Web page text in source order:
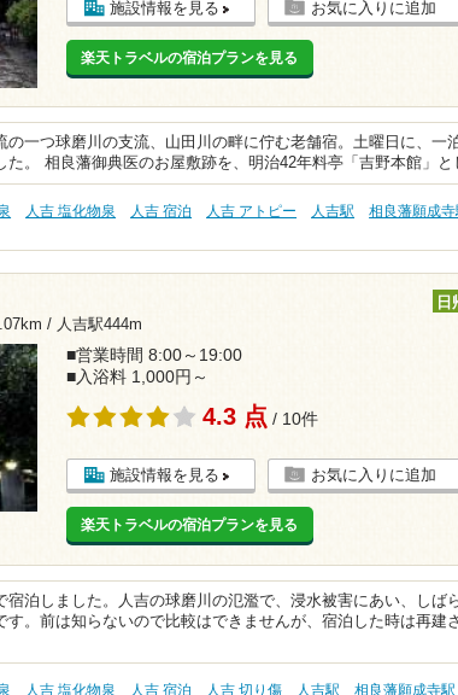
施設情報を見る お気に入りに追加
楽天トラベルの宿泊プランを見る
の一つ球磨川の支流、山田川の畔に佇む老舗宿。土曜日に、一
た。 相良藩御典医のお屋敷跡を、明治42年料亭「吉野本館」
人吉 塩化物泉 人吉 宿泊 人吉 アトピー 人吉駅 相良藩願成寺
/ 人吉駅444m
日
■営業時間 8:00～19:00
■入浴料 1,000円～
4.3 点 / 10件
施設情報を見る お気に入りに追加
楽天トラベルの宿泊プランを見る
宿泊しました。人吉の球磨川の氾濫で、浸水被害にあい、しば
す。前は知らないので比較はできませんが、宿泊した時は再建
人吉 塩化物泉 人吉 宿泊 人吉 切り傷 人吉駅 相良藩願成寺駅